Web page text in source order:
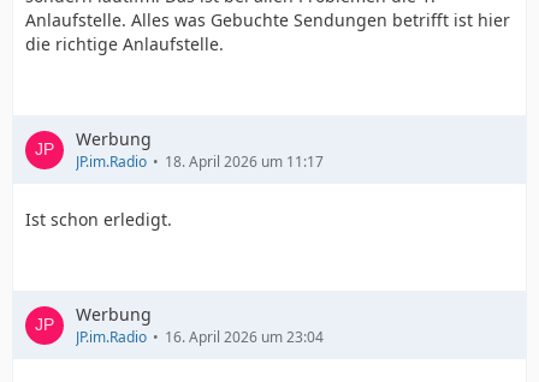
Anlaufstelle. Alles was Gebuchte Sendungen betrifft ist hier
die richtige Anlaufstelle.
Werbung
JP.im.Radio 18. April 2026 um 11:17
Ist schon erledigt.
Werbung
JP.im.Radio 16. April 2026 um 23:04